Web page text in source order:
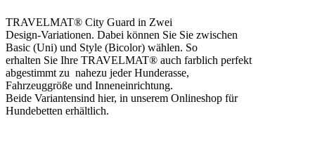
TRAVELMAT® City Guard in Zwei
Design-Variationen. Dabei können Sie Sie zwischen
Basic (Uni) und Style (Bicolor) wählen. So
erhalten Sie Ihre TRAVELMAT® auch farblich perfekt
abgestimmt zu nahezu jeder Hunderasse,
Fahrzeuggröße und Inneneinrichtung.
Beide Variantensind hier, in unserem Onlineshop für
Hundebetten erhältlich.